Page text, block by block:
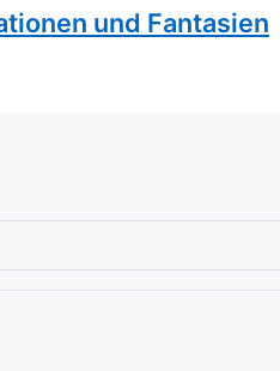
und Fantasien
4 von 5
3 von 5
von 5 Sternen.
5 Sternen.